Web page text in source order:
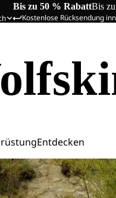
Bis zu 50 % RabattBis zu
Kostenlose Rücksendung
Entdecken